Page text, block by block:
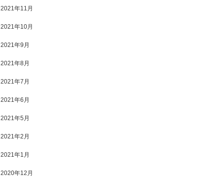
2021年11月
2021年10月
2021年9月
2021年8月
2021年7月
2021年6月
2021年5月
2021年2月
2021年1月
2020年12月